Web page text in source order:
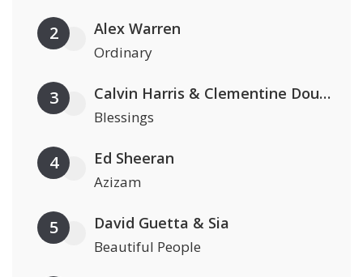
2 Alex Warren
Ordinary
3 Calvin Harris & Clementine Douglas
Blessings
4 Ed Sheeran
Azizam
5 David Guetta & Sia
Beautiful People